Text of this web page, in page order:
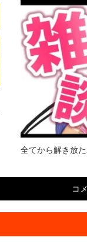
全てから解き放
コ